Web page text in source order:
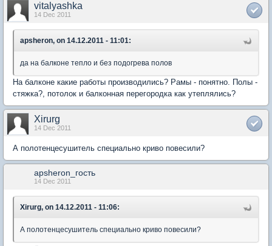
vitalyashka
14 Dec 2011
apsheron, on 14.12.2011 - 11:01:
да на балконе тепло и без подогрева полов
На балконе какие работы производились? Рамы - понятно. Полы -
стяжка?, потолок и балконная перегородка как утеплялись?
Xirurg
14 Dec 2011
А полотенцесушитель специально криво повесили?
apsheron_гость
14 Dec 2011
Xirurg, on 14.12.2011 - 11:06:
А полотенцесушитель специально криво повесили?